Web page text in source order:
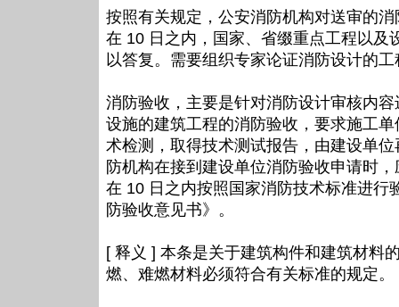
按照有关规定，公安消防机构对送审的
在 10 日之内，国家、省缀重点工程以及
以答复。需要组织专家论证消防设计的
消防验收，主要是针对消防设计审核内
设施的建筑工程的消防验收，要求施工
术检测，取得技术测试报告，由建设单
防机构在接到建设单位消防验收申请时
在 10 日之内按照国家消防技术标准进行
防验收意见书》。
[ 释义 ] 本条是关于建筑构件和建筑材料
燃、难燃材料必须符合有关标准的规定。